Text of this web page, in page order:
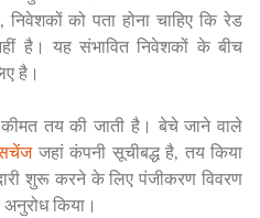
को पता होना चाहिए कि रेड
है। यह संभावित निवेशकों के बीच
है।
तय की जाती है। बेचे जाने वाले
जहां कंपनी सूचीबद्ध है, तय किया
शुरू करने के लिए पंजीकरण विवरण
किया।